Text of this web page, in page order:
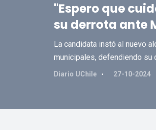
"Espero que
su derrota ante
La candidata instó al nuevo
municipales, defendiendo su
Diario UChile 27-10-2024